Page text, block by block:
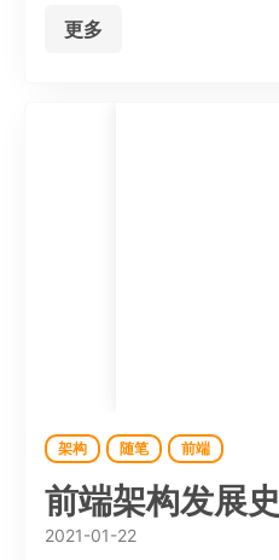
更多
架构 随笔 前端
前端架构发展史
2021-01-22